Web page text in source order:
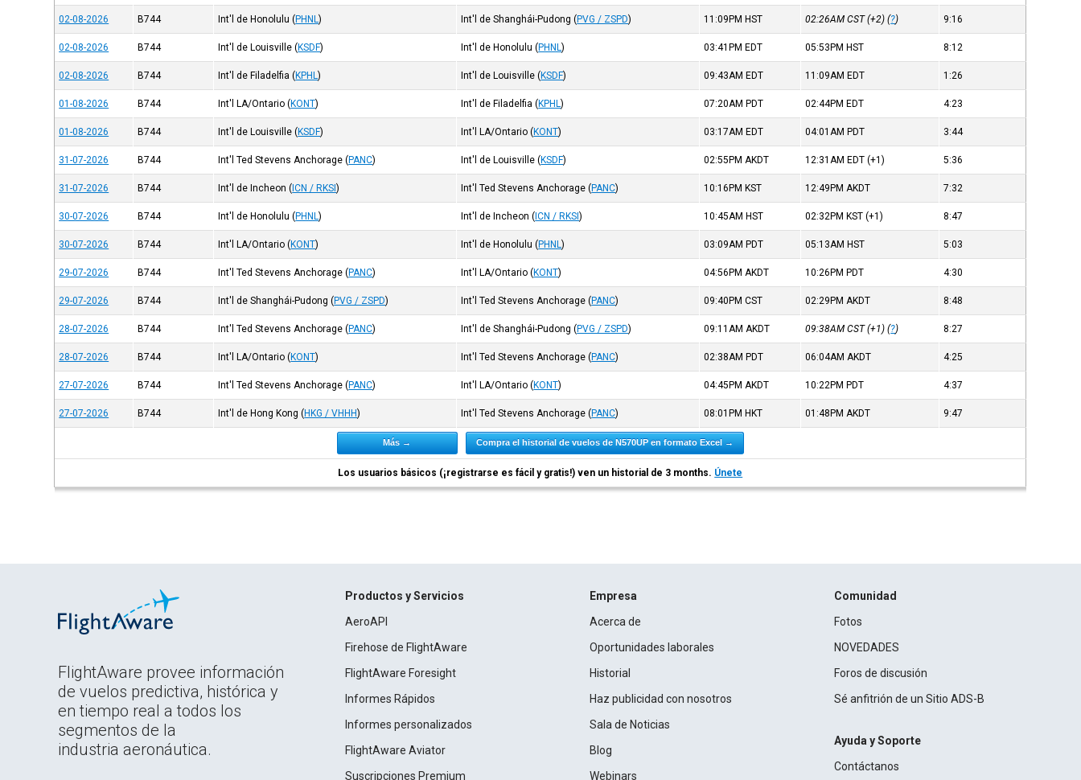
02-08-2026 B744 Int'l de Honolulu (PHNL) Int'l de Shanghái-Pudong (PVG / ZSPD) 11:09PM HST 02:26AMCST(+2) (?) 9:16
02-08-2026 B744 Int'l de Louisville (KSDF) Int'l de Honolulu (PHNL) 03:41PM EDT 05:53PM HST 8:12
02-08-2026 B744 Int'l de Filadelfia (KPHL) Int'l de Louisville (KSDF) 09:43AM EDT 11:09AM EDT 1:26
01-08-2026 B744 Int'l LA/Ontario (KONT) Int'l de Filadelfia (KPHL) 07:20AM PDT 02:44PM EDT 4:23
01-08-2026 B744 Int'l de Louisville (KSDF) Int'l LA/Ontario (KONT) 03:17AM EDT 04:01AM PDT 3:44
31-07-2026 B744 Int'l Ted Stevens Anchorage (PANC) Int'l de Louisville (KSDF) 02:55PMAKDT 12:31AM EDT (+1) 5:36
31-07-2026 B744 Int'l de Incheon ( ICN / RKSI) Int'l Ted Stevens Anchorage (PANC) 10:16PM KST 12:49PMAKDT 7:32
30-07-2026 B744 Int'l de Honolulu (PHNL) Int'l de Incheon ( ICN / RKSI) 10:45AM HST 02:32PM KST (+1) 8:47
30-07-2026 B744 Int'l LA/Ontario (KONT) Int'l de Honolulu (PHNL) 03:09AM PDT 05:13AM HST 5:03
29-07-2026 B744 Int'l Ted Stevens Anchorage (PANC) Int'l LA/Ontario (KONT) 04:56PMAKDT 10:26PM PDT 4:30
29-07-2026 B744 Int'l de Shanghái-Pudong (PVG / ZSPD) Int'l Ted Stevens Anchorage (PANC) 09:40PMCST 02:29PMAKDT 8:48
28-07-2026 B744 Int'l Ted Stevens Anchorage (PANC) Int'l de Shanghái-Pudong (PVG / ZSPD) 09:11AMAKDT 09:38AMCST(+1) (?) 8:27
28-07-2026 B744 Int'l LA/Ontario (KONT) Int'l Ted Stevens Anchorage (PANC) 02:38AM PDT 06:04AMAKDT 4:25
27-07-2026 B744 Int'l Ted Stevens Anchorage (PANC) Int'l LA/Ontario (KONT) 04:45PMAKDT 10:22PM PDT 4:37
27-07-2026 B744 Int'l de Hong Kong (HKG / VHHH) Int'l Ted Stevens Anchorage (PANC) 08:01PM HKT 01:48PMAKDT 9:47
Más → Compra el historial de vuelos de N570UP en formato Excel →
Los usuarios básicos (¡registrarse es fácil y gratis!) ven un historial de 3 months. Únete
FlightAware provee información
de vuelos predictiva, histórica y
en tiempo real a todos los
segmentos de la
industria aeronáutica.
Productos y Servicios
AeroAPI
Firehose de FlightAware
FlightAware Foresight
Informes Rápidos
Informes personalizados
FlightAware Aviator
Suscripciones Premium
Empresa
Acerca de
Oportunidades laborales
Historial
Haz publicidad con nosotros
Sala de Noticias
Blog
Webinars
Comunidad
Fotos
NOVEDADES
Foros de discusión
Sé anfitrión de un Sitio ADS-B
Ayuda y Soporte
Contáctanos